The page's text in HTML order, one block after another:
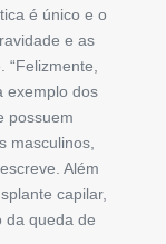
é único e o
e as
“Felizmente,
exemplo dos
possuem
masculinos,
Além
capilar,
da queda de